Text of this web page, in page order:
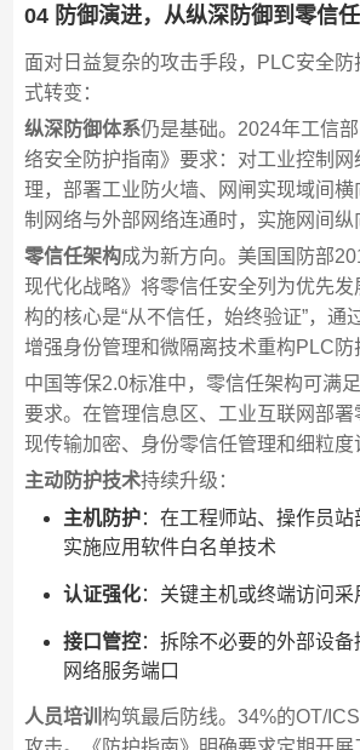
04 防御演进，从纵深防御到零信
面对日益复杂的攻击手段，PLC安全
式转变：
纵深防御体系仍是基础。2024年工信
络安全防护指南》要求：对工业控制网
理，部署工业防火墙、网闸实现域间
制网络与外部网络连通时，实施网间纵
零信任架构成为新方向。美国国防部
现代化战略》将零信任安全列为优先发
构的核心是“从不信任，始终验证”，通
增强身份管理和微隔离技术重构PLC防
中国等保2.0标准中，零信任架构可满
要求。在管理信息区、工业互联网部
现传输加密、身份零信任管理和细粒度
主动防护技术持续升级：
主机防护：在工程师站、操作员站
实施应用软件白名单技术
认证强化：关键主机或终端访问采
接口管控：拆除不必要的外部设
网络服务端口
人员培训 构筑最后防线。34%的OT/